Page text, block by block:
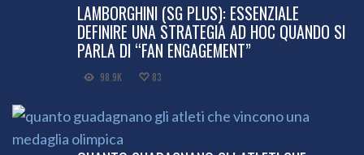
LAMBORGHINI (SG PLUS): ESSENZIALE
DEFINIRE UNA STRATEGIA AD HOC QUANDO SI
PARLA DI “FAN ENGAGEMENT”
98.9K 83